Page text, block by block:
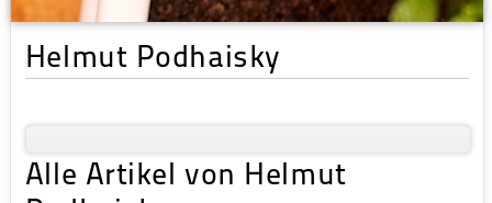
Helmut Podhaisky
Alle Artikel von Helmut